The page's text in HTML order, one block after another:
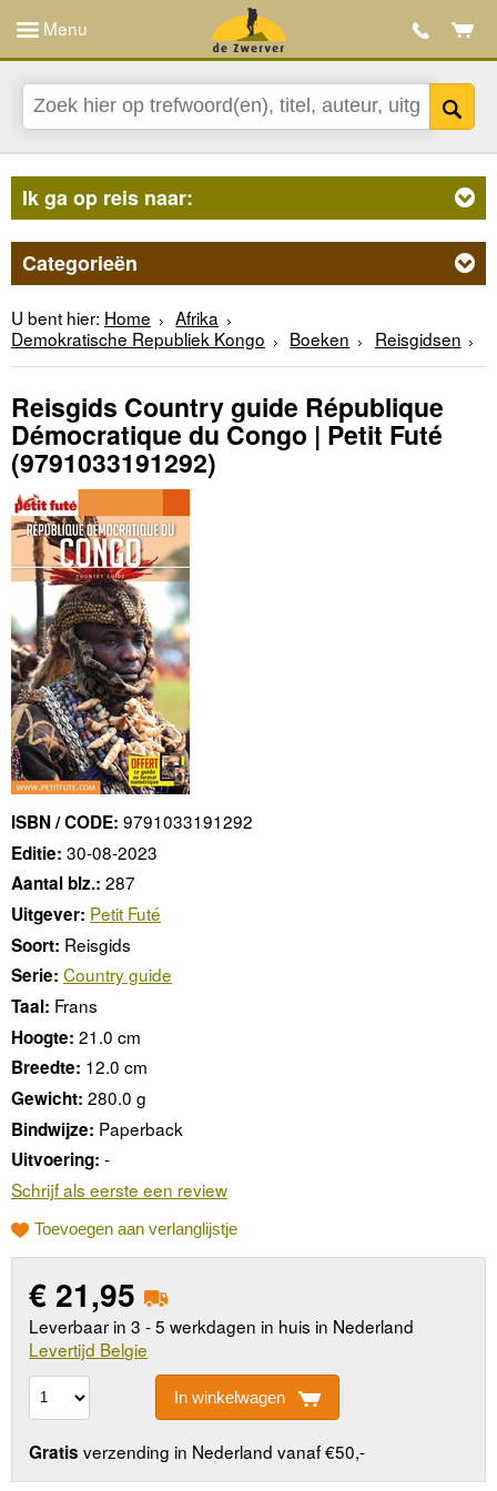
Menu
Ik ga op reis naar:
Categorieën
U bent hier: Home
Afrika
Demokratische Republiek Kongo
Boeken Reisgidsen
Reisgids Country guide République
Démocratique du Congo | Petit Futé
(9791033191292)
ISBN / CODE: 9791033191292
Editie: 30-08-2023
Aantal blz.: 287
Uitgever: Petit Futé
Soort: Reisgids
Serie: Country guide
Taal: Frans
Hoogte: 21.0 cm
Breedte: 12.0 cm
Gewicht: 280.0 g
Bindwijze: Paperback
Uitvoering: -
Schrijf als eerste een review
Toevoegen aan verlanglijstje
€ 21,95
Leverbaar in 3 - 5 werkdagen in huis in Nederland
Levertijd Belgie
In winkelwagen
Gratis verzending in Nederland vanaf €50,-